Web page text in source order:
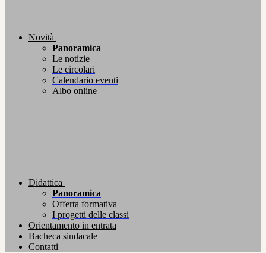
Novità
Panoramica
Le notizie
Le circolari
Calendario eventi
Albo online
Didattica
Panoramica
Offerta formativa
I progetti delle classi
Orientamento in entrata
Bacheca sindacale
Contatti